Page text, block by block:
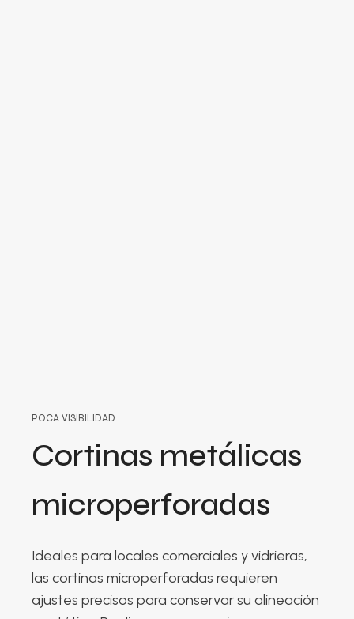
POCA VISIBILIDAD
Cortinas metálicas
microperforadas
Ideales para locales comerciales y vidrieras,
las cortinas microperforadas requieren
ajustes precisos para conservar su alineación